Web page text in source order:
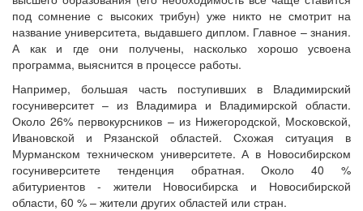
под сомнение с высоких трибун) уже никто не смотрит на
название университета, выдавшего диплом. Главное – знания.
А как и где они получены, насколько хорошо усвоена
программа, выяснится в процессе работы.
Например, большая часть поступивших в Владимирский
госуниверситет – из Владимира и Владимирской области.
Около 26% первокурсников – из Нижегородской, Московской,
Ивановской и Рязанской областей. Схожая ситуация в
Мурманском техническом университете. А в Новосибирском
госуниверситете тенденция обратная. Около 40 %
абитуриентов - жители Новосибирска и Новосибирской
области, 60 % – жители других областей или стран.